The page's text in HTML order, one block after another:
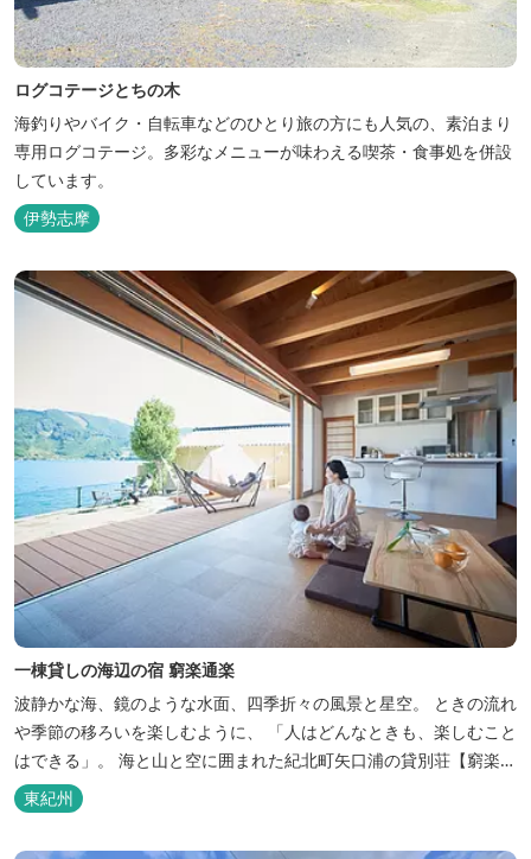
ログコテージとちの木
海釣りやバイク・自転車などのひとり旅の方にも人気の、素泊まり
専用ログコテージ。多彩なメニューが味わえる喫茶・食事処を併設
しています。
伊勢志摩
一棟貸しの海辺の宿 窮楽通楽
波静かな海、鏡のような水面、四季折々の風景と星空。 ときの流れ
や季節の移ろいを楽しむように、 「人はどんなときも、楽しむこと
はできる」。 海と山と空に囲まれた紀北町矢口浦の貸別荘【窮楽通
楽】。 中国古典『荘子』の一節「窮亦楽、通亦楽」から名づけまし
た。 いつでも気軽にご利用ください。
東紀州